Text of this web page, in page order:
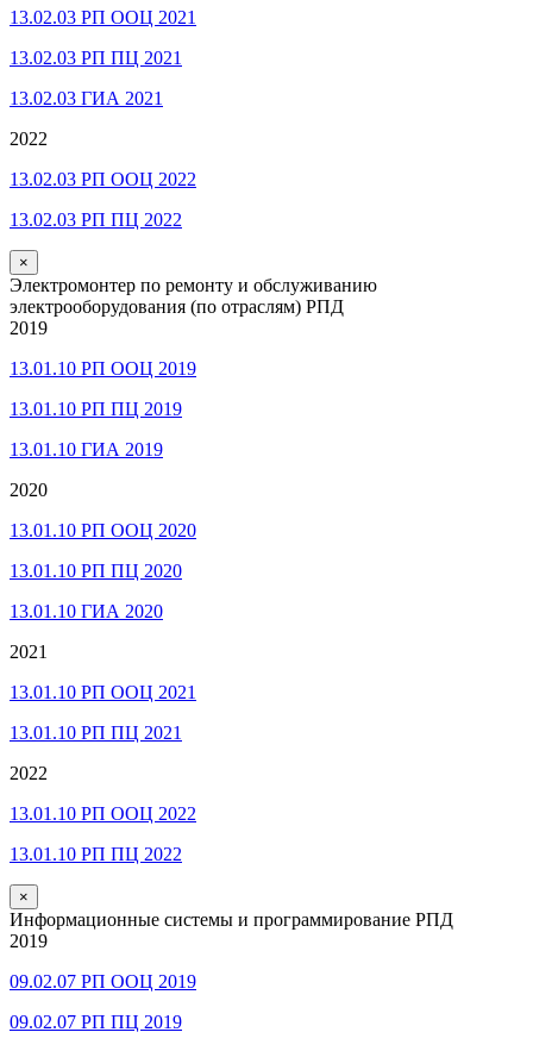
13.02.03 РП ООЦ 2021
13.02.03 РП ПЦ 2021
13.02.03 ГИА 2021
2022
13.02.03 РП ООЦ 2022
13.02.03 РП ПЦ 2022
×
Электромонтер по ремонту и обслуживанию
электрооборудования (по отраслям) РПД
2019
13.01.10 РП ООЦ 2019
13.01.10 РП ПЦ 2019
13.01.10 ГИА 2019
2020
13.01.10 РП ООЦ 2020
13.01.10 РП ПЦ 2020
13.01.10 ГИА 2020
2021
13.01.10 РП ООЦ 2021
13.01.10 РП ПЦ 2021
2022
13.01.10 РП ООЦ 2022
13.01.10 РП ПЦ 2022
×
Информационные системы и программирование РПД
2019
09.02.07 РП ООЦ 2019
09.02.07 РП ПЦ 2019